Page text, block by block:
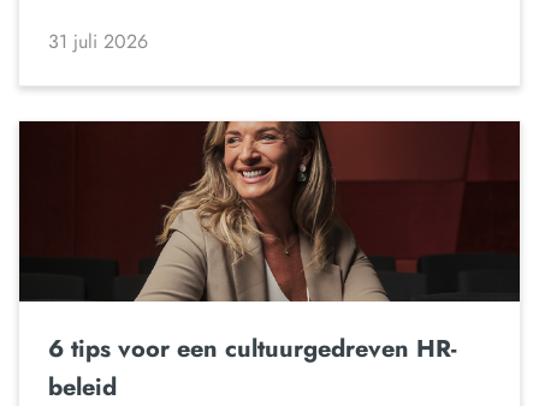
31 juli 2026
6 tips voor een cultuurgedreven HR-
beleid